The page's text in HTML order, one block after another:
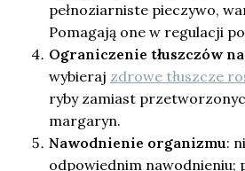
pełnoziarniste pieczywo,
Pomagają one w regulacji
Ograniczenie tłuszczów
wybieraj zdrowe tłuszcze
ryby zamiast
margaryn.
Nawodnienie organizmu:
odpowiednim nawodnieniu;